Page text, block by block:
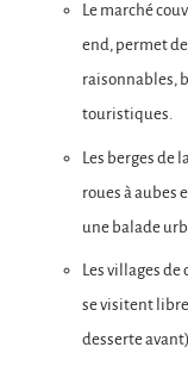
Le marché
end, permet
raisonnables,
touristiques.
Les berges de
roues à aubes
une balade
Les villages
se visitent
desserte